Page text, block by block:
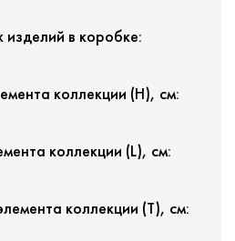
изделий в коробке:
коллекции (H), см:
коллекции (L), см:
коллекции (T), см: